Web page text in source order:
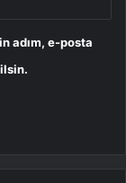
adım, e-posta